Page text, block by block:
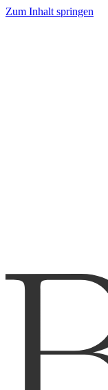
Zum Inhalt springen